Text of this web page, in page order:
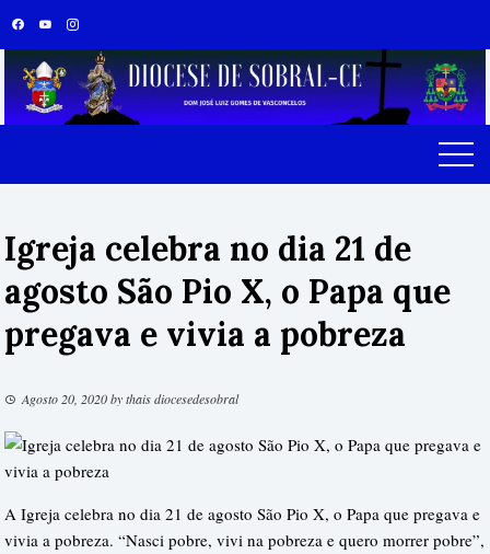
content
Igreja celebra no dia 21 de
agosto São Pio X, o Papa que
pregava e vivia a pobreza
Agosto 20, 2020bythais diocesedesobral
A Igreja celebra no dia 21 de agosto São Pio X, o Papa que pregava e
vivia a pobreza. “Nasci pobre, vivi na pobreza e quero morrer pobre”,